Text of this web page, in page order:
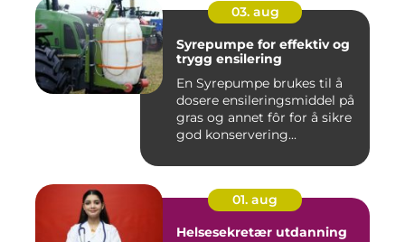
03. aug
Syrepumpe for effektiv og
trygg ensilering
En Syrepumpe brukes til å
dosere ensileringsmiddel på
gras og annet fôr for å sikre
god konservering...
01. aug
Helsesekretær utdanning